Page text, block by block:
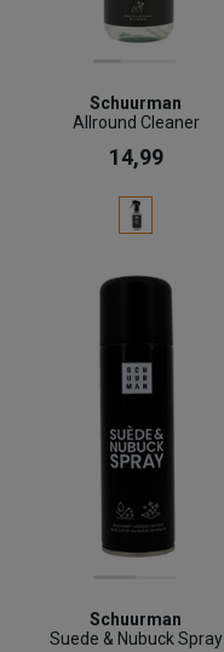
Schuurman
Allround Cleaner
14,99
Schuurman
Suede & Nubuck Spray